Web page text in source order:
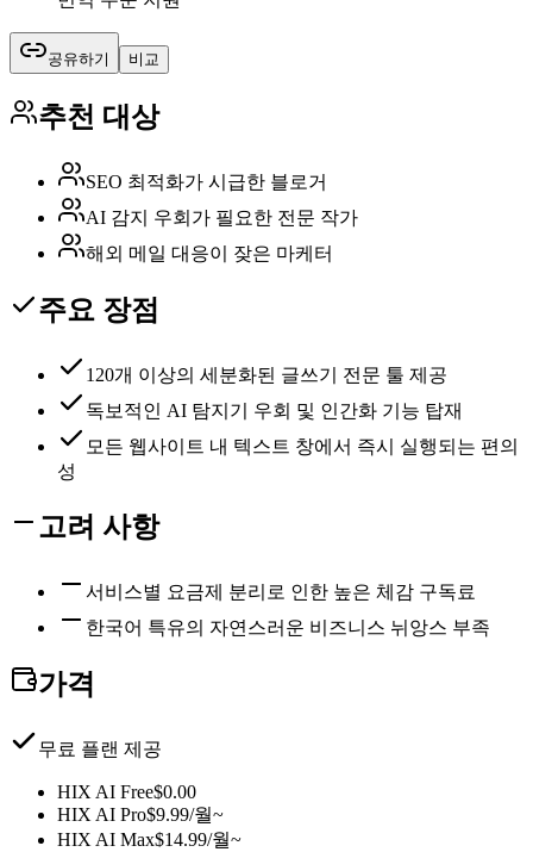
공유하기 비교
추천 대상
SEO 최적화가 시급한 블로거
AI 감지 우회가 필요한 전문 작가
해외 메일 대응이 잦은 마케터
주요 장점
120개 이상의 세분화된 글쓰기 전문 툴 제공
독보적인 AI 탐지기 우회 및 인간화 기능 탑재
모든 웹사이트 내 텍스트 창에서 즉시 실행되는 편의
성
고려 사항
서비스별 요금제 분리로 인한 높은 체감 구독료
한국어 특유의 자연스러운 비즈니스 뉘앙스 부족
가격
무료 플랜 제공
HIX AI Free$0.00
HIX AI Pro$9.99/월~
HIX AI Max$14.99/월~